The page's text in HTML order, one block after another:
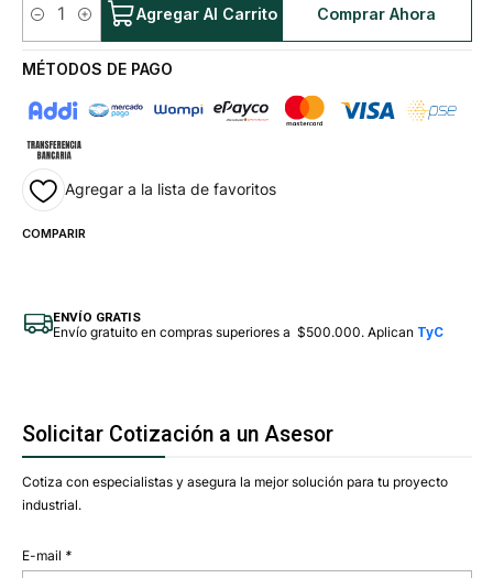
Cantidad
Agregar Al Carrito Comprar Ahora
MÉTODOS DE PAGO
Agregar a la lista de favoritos
COMPARIR
ENVÍO GRATIS
Envío gratuito en compras superiores a $500.000. Aplican TyC
Solicitar Cotización a un Asesor
Cotiza con especialistas y asegura la mejor solución para tu proyecto
industrial.
E-mail *